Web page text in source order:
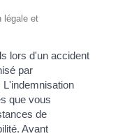
légale et
lors d'un accident
par
que vous
de
Avant